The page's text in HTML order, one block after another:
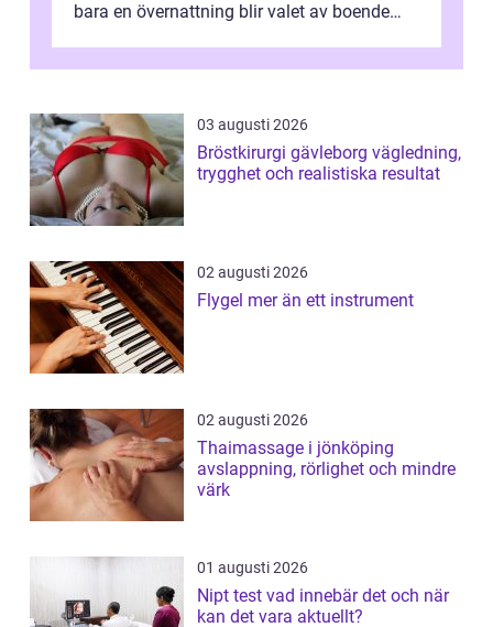
bara en övernattning blir valet av boende
utgå...
03 augusti 2026
Bröstkirurgi gävleborg vägledning,
trygghet och realistiska resultat
02 augusti 2026
Flygel mer än ett instrument
02 augusti 2026
Thaimassage i jönköping
avslappning, rörlighet och mindre
värk
01 augusti 2026
Nipt test vad innebär det och när
kan det vara aktuellt?